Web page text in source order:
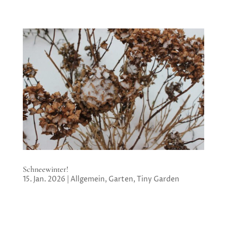
Schneewinter!
15. Jan. 2026 Allgemein, Garten, Tiny Garden